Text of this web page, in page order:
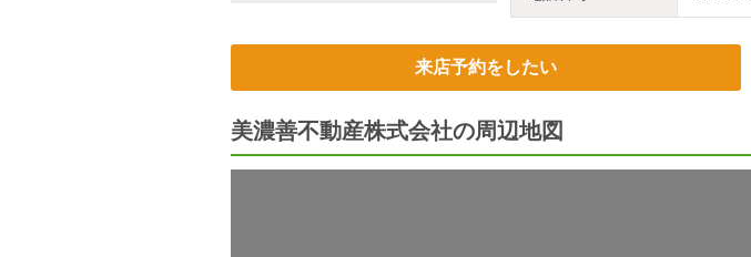
来店予約をしたい
美濃善不動産株式会社の周辺地図